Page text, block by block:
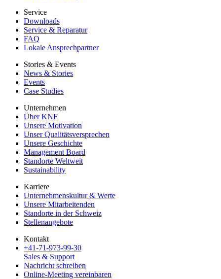
Service
Downloads
Service & Reparatur
FAQ
Lokale Ansprechpartner
Stories & Events
News & Stories
Events
Case Studies
Unternehmen
Über KNF
Unsere Motivation
Unser Qualitätsversprechen
Unsere Geschichte
Management Board
Standorte Weltweit
Sustainability
Karriere
Unternehmenskultur & Werte
Unsere Mitarbeitenden
Standorte in der Schweiz
Stellenangebote
Kontakt
+41-71-973-99-30
Sales & Support
Nachricht schreiben
Online-Meeting vereinbaren